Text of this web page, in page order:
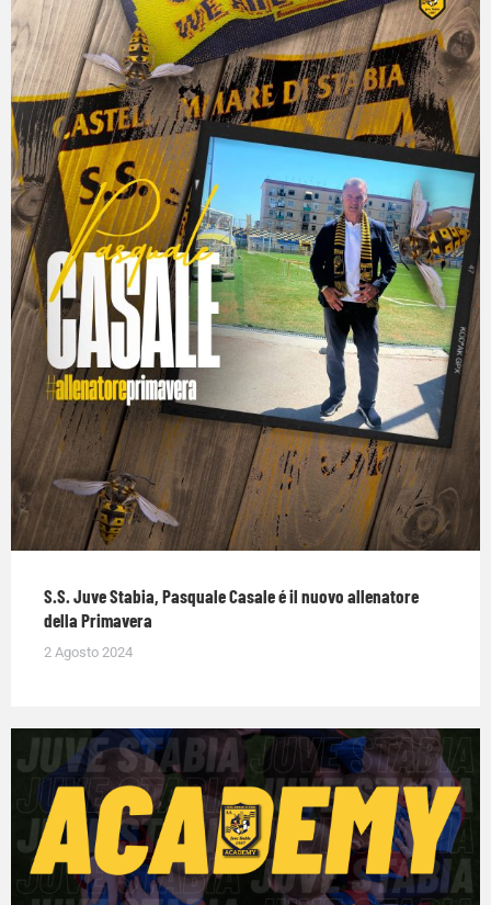
S.S. Juve Stabia, Pasquale Casale é il nuovo allenatore
della Primavera
2 Agosto 2024